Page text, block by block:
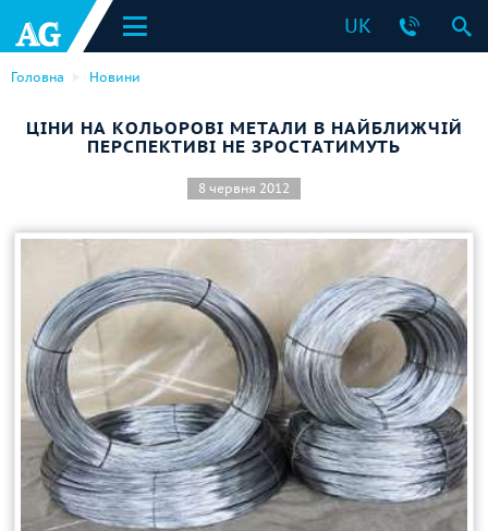
UK
Головна Новини
ЦІНИ НА КОЛЬОРОВІ МЕТАЛИ В НАЙБЛИЖЧІЙ
ПЕРСПЕКТИВІ НЕ ЗРОСТАТИМУТЬ
8 червня 2012